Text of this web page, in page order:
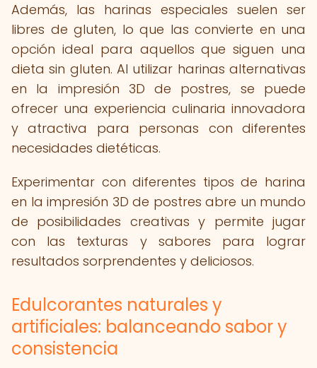
Además, las harinas especiales suelen ser
libres de gluten, lo que las convierte en una
opción ideal para aquellos que siguen una
dieta sin gluten. Al utilizar harinas alternativas
en la impresión 3D de postres, se puede
ofrecer una experiencia culinaria innovadora
y atractiva para personas con diferentes
necesidades dietéticas.
Experimentar con diferentes tipos de harina
en la impresión 3D de postres abre un mundo
de posibilidades creativas y permite jugar
con las texturas y sabores para lograr
resultados sorprendentes y deliciosos.
Edulcorantes naturales y
artificiales: balanceando sabor y
consistencia